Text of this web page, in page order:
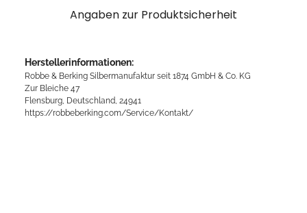
Angaben zur Produktsicherheit
Herstellerinformationen:
Robbe & Berking Silbermanufaktur seit 1874 GmbH & Co. KG
Zur Bleiche 47
Flensburg, Deutschland, 24941
https://robbeberking.com/Service/Kontakt/